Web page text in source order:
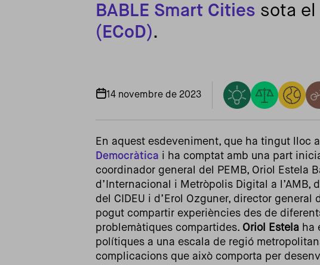
BABLE Smart Cities sota el
(ECoD).
14 novembre de 2023
En aquest esdeveniment, que ha tingut lloc al
Democràtica i ha comptat amb una part
coordinador general del PEMB, Oriol Estela
d’Internacional i Metròpolis Digital a l’AMB,
del CIDEU i d’Erol Ozguner, director
pogut compartir experiències des de
problemàtiques compartides. Oriol Estela ha
polítiques a una escala de regió
complicacions que això comporta per